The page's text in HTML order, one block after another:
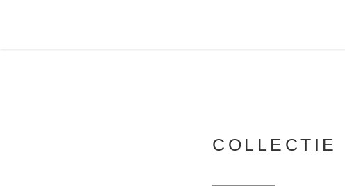
COLLECTIE